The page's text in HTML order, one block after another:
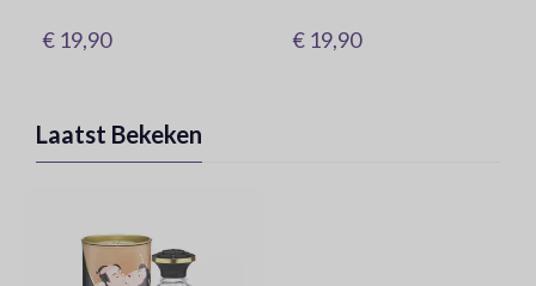
€ 19,90 € 19,90
Laatst Bekeken